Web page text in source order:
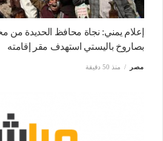
إعلام يمني: نجاة محافظ الحديدة من
بصاروخ باليستي استهدف مقر إقامته
مصر منذ 50 دقيقة